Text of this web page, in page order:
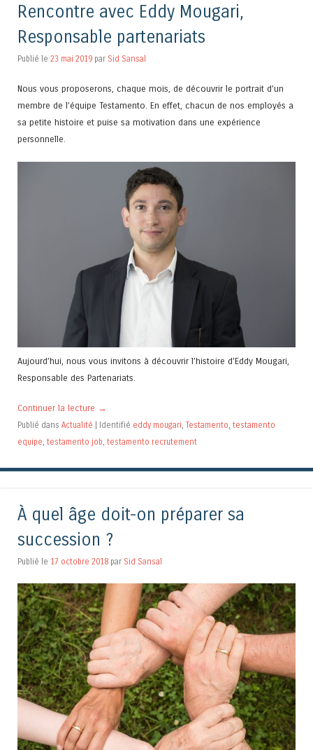
Rencontre avec Eddy Mougari,
Responsable partenariats
Publié le 23 mai 2019 par Sid Sansal
Nous vous proposerons, chaque mois, de découvrir le portrait d’un
membre de l’équipe Testamento. En effet, chacun de nos employés a
sa petite histoire et puise sa motivation dans une expérience
personnelle.
Aujourd’hui, nous vous invitons à découvrir l’histoire d’Eddy Mougari,
Responsable des Partenariats.
Continuer la lecture →
Publié dans Actualité Identifié eddy mougari, Testamento, testamento
equipe, testamento job, testamento recrutement
À quel âge doit-on préparer sa
succession ?
Publié le 17 octobre 2018 par Sid Sansal